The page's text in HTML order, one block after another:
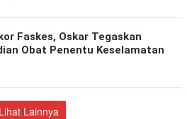
Faskes, Oskar Tegaskan
Obat Penentu Keselamatan
Lihat Lainnya